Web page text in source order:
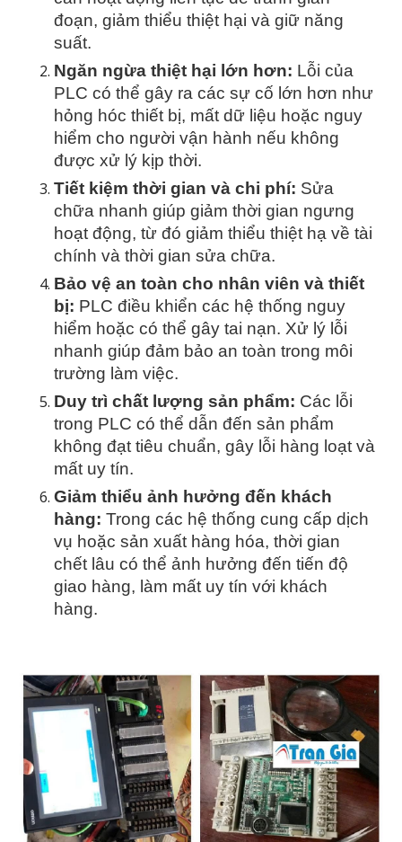
đoạn, giảm thiểu thiệt hại và giữ năng
suất.
Ngăn ngừa thiệt hại lớn hơn: Lỗi của
PLC có thể gây ra các sự cố lớn hơn như
hỏng hóc thiết bị, mất dữ liệu hoặc nguy
hiểm cho người vận hành nếu không
được xử lý kịp thời.
Tiết kiệm thời gian và chi phí: Sửa
chữa nhanh giúp giảm thời gian ngưng
hoạt động, từ đó giảm thiểu thiệt hạ về tài
chính và thời gian sửa chữa.
Bảo vệ an toàn cho nhân viên và thiết
bị: PLC điều khiển các hệ thống nguy
hiểm hoặc có thể gây tai nạn. Xử lý lỗi
nhanh giúp đảm bảo an toàn trong môi
trường làm việc.
Duy trì chất lượng sản phẩm: Các lỗi
trong PLC có thể dẫn đến sản phẩm
không đạt tiêu chuẩn, gây lỗi hàng loạt và
mất uy tín.
Giảm thiểu ảnh hưởng đến khách
hàng: Trong các hệ thống cung cấp dịch
vụ hoặc sản xuất hàng hóa, thời gian
chết lâu có thể ảnh hưởng đến tiến độ
giao hàng, làm mất uy tín với khách
hàng.